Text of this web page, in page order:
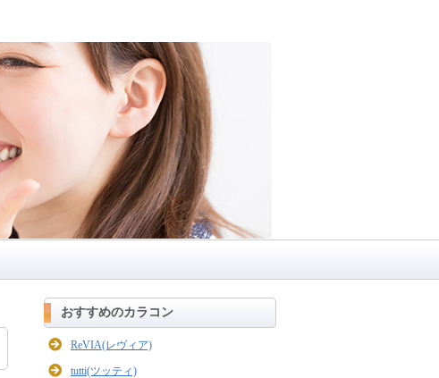
おすすめのカラコン
ReVIA(レヴィア)
tutti(ツッティ)